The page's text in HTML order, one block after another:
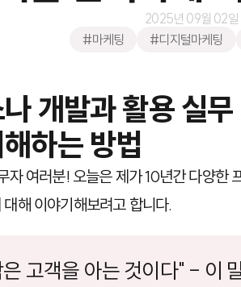
2025년 09월 02일
#마케팅
#디지털마케팅
개발과 활용 실
하는 방법
자 여러분! 오늘은 제가 10년간 다양한
대해 이야기해보려고 합니다.
고객을 아는 것이다" - 이